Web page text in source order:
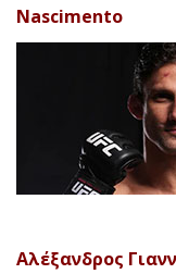
Nascimento
Αλέξανδρος